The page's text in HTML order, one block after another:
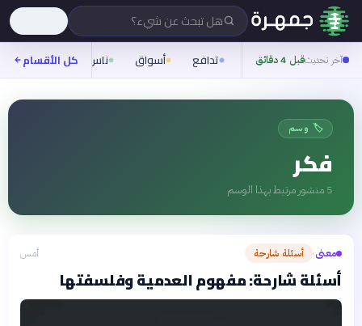
هل تبحث عن شيء؟
آخر تحديثقبل 4 دقائق تدافع أسواق ناس روح
كل الأقسام
🏷️ وسم
فكر
5 منشور مرتبط بهذا الوسم
معنى› أسئلة شارحة أمس
أسئلة شارحة: مفهوم العدمية وفلسفتها